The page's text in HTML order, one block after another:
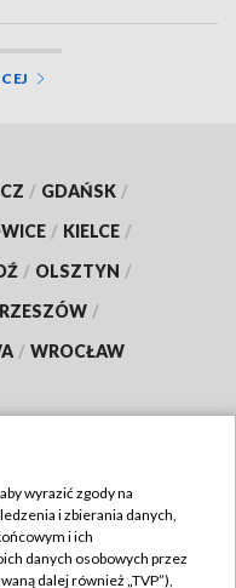
/ GDAŃSK /
/ KIELCE /
/ OLSZTYN /
RZESZÓW /
/ WROCŁAW
wyrazić zgody na
i zbierania danych,
i ich
danych osobowych przez
dalej również „TVP”),